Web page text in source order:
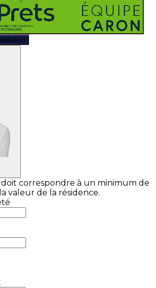
doit correspondre à un minimum de
valeur de la résidence.